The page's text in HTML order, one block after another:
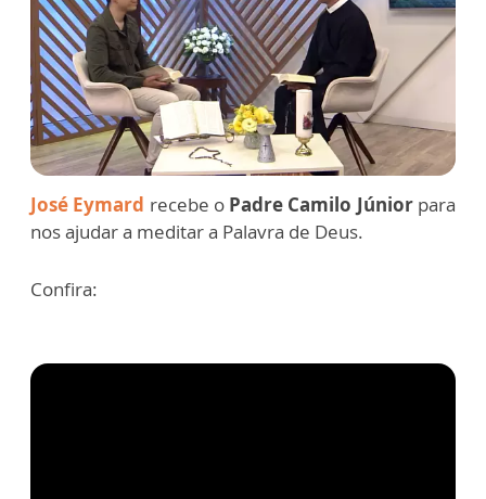
José Eymard recebe o Padre Camilo Júniorpara
nos ajudar a meditar a Palavra de Deus.
Confira: